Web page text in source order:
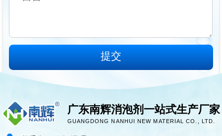
广东南辉消泡剂一站式生产厂家
GUANGDONG NANHUI NEW MATERIAL CO., LTD.